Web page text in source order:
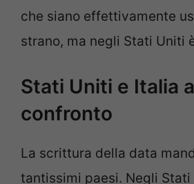
che siano effettivamente
strano, ma negli Stati Uniti
Stati Uniti e Italia a
confronto
La scrittura della data
tantissimi paesi. Negli